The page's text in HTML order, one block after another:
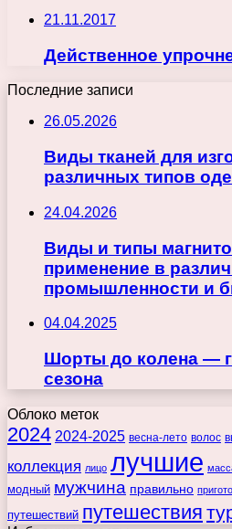
21.11.2017
Действенное
Последние записи
26.05.2026
Виды тканей для
различных типов
24.04.2026
Виды и типы
применение в
промышленности и
04.04.2025
Шорты до колена —
сезона
Облоко меток
2024 2024-2025 весна-лето волос
коллекция лицо лучшие
модный мужчина правильно
путешествий путешествия